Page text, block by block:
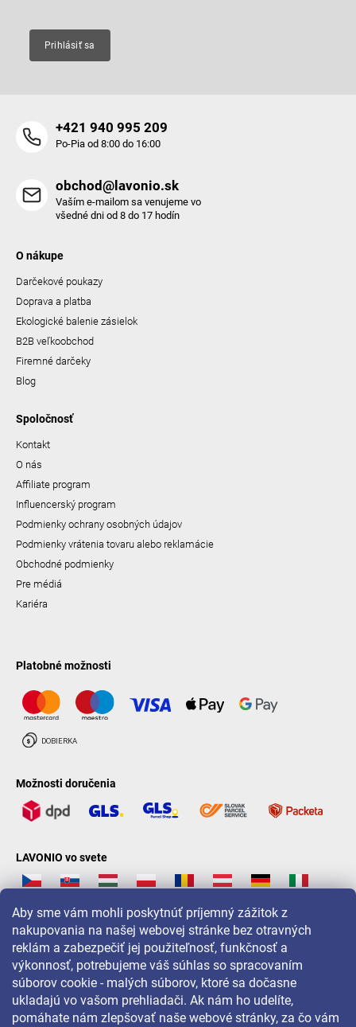
Aby sme vám mohli poskytnúť príjemný zážitok z
nakupovania na našej webovej stránke bez otravných
reklám a zabezpečiť jej použiteľnosť, funkčnosť a
výkonnosť, potrebujeme váš súhlas so spracovaním
súborov cookie - malých súborov, ktoré sa dočasne
ukladajú vo vašom prehliadači. Ak nám ho udelíte,
pomáhate nám zlepšovať naše webové stránky, za čo vám
Prihlásiť sa
+421 940 995 209
Po-Pia od 8:00 do 16:00
obchod@lavonio.sk
Vaším e-mailom sa venujeme vo
všedné dni od 8 do 17 hodín
O nákupe
Darčekové poukazy
Doprava a platba
Ekologické balenie zásielok
B2B veľkoobchod
Firemné darčeky
Blog
Spoločnosť
Kontakt
O nás
Affiliate program
Influencerský program
Podmienky ochrany osobných údajov
Podmienky vrátenia tovaru alebo reklamácie
Obchodné podmienky
Pre médiá
Kariéra
Platobné možnosti
Možnosti doručenia
LAVONIO vo svete
Pre akcie, súťaže a zľavy nás sledujte na: